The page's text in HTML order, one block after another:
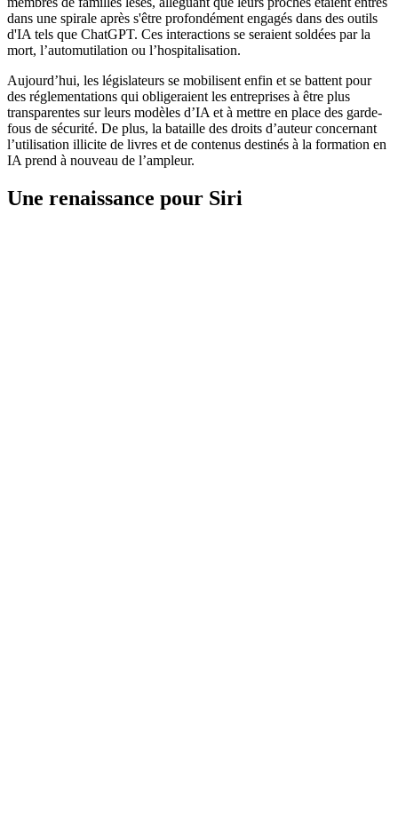
dans une spirale après s'être profondément engagés dans des outils
d'IA tels que ChatGPT. Ces interactions se seraient soldées par la
mort, l’automutilation ou l’hospitalisation.
Aujourd’hui, les législateurs se mobilisent enfin et se battent pour
des réglementations qui obligeraient les entreprises à être plus
transparentes sur leurs modèles d’IA et à mettre en place des garde-
fous de sécurité. De plus, la bataille des droits d’auteur concernant
l’utilisation illicite de livres et de contenus destinés à la formation en
IA prend à nouveau de l’ampleur.
Une renaissance pour Siri